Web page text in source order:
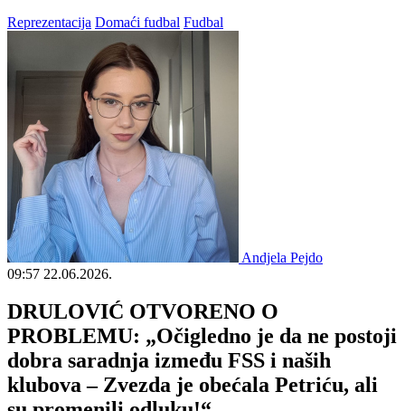
Reprezentacija Domaći fudbal Fudbal
Andjela Pejdo
09:57 22.06.2026.
DRULOVIĆ OTVORENO O
PROBLEMU: „Očigledno je da ne postoji
dobra saradnja između FSS i naših
klubova – Zvezda je obećala Petriću, ali